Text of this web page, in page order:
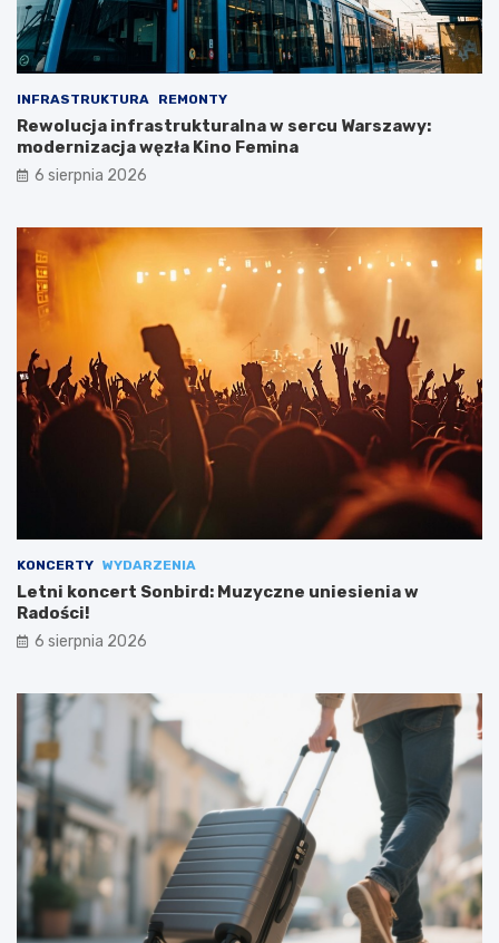
INFRASTRUKTURA REMONTY
Rewolucja infrastrukturalna w sercu Warszawy:
modernizacja węzła Kino Femina
6 sierpnia 2026
KONCERTY WYDARZENIA
Letni koncert Sonbird: Muzyczne uniesienia w
Radości!
6 sierpnia 2026